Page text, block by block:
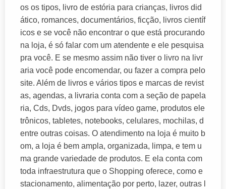
os os tipos, livro de estória para crianças, livros did
ático, romances, documentários, ficção, livros científ
icos e se você não encontrar o que está procurando
na loja, é só falar com um atendente e ele pesquisa
pra você. E se mesmo assim não tiver o livro na livr
aria você pode encomendar, ou fazer a compra pelo
site. Além de livros e vários tipos e marcas de revist
as, agendas, a livraria conta com a seção de papela
ria, Cds, Dvds, jogos para vídeo game, produtos ele
trônicos, tabletes, notebooks, celulares, mochilas, d
entre outras coisas. O atendimento na loja é muito b
om, a loja é bem ampla, organizada, limpa, e tem u
ma grande variedade de produtos. E ela conta com
toda infraestrutura que o Shopping oferece, como e
stacionamento, alimentação por perto, lazer, outras l